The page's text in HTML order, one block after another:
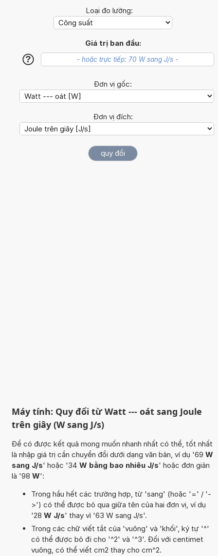
Loại đo lường:
Giá trị ban đầu:
?
Đơn vị gốc:
Đơn vị đích:
Máy tính: Quy đổi từ Watt --- oát sang Joule
trên giây (W sang J/s)
Để có được kết quả mong muốn nhanh nhất có thể, tốt nhất
là nhập giá trị cần chuyển đổi dưới dạng văn bản, ví dụ '69 W
sang J/s' hoặc '34 W bằng bao nhiêu J/s' hoặc đơn giản
là '98 W':
Trong hầu hết các trường hợp, từ 'sang' (hoặc '=' / '-
>') có thể được bỏ qua giữa tên của hai đơn vị, ví dụ
'28 W J/s' thay vì '63 W sang J/s'.
Trong các chữ viết tắt của 'vuông' và 'khối', ký tự '^'
có thể được bỏ đi cho '^2' và '^3'. Đối với centimet
vuông, có thể viết cm2 thay cho cm^2.